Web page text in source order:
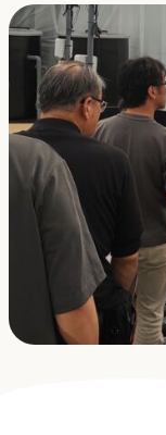
会社概要
アクポニの歩み
採用
よくある質問
会社概要